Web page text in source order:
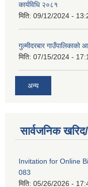
कार्यविधि २०८१
मिति: 09/12/2024 -
गुल्मीदरबार गाउँपालिकाको
मिति: 07/15/2024 -
अन्य
सार्वजनिक
Invitation for Online
083
मिति: 05/26/2026 -